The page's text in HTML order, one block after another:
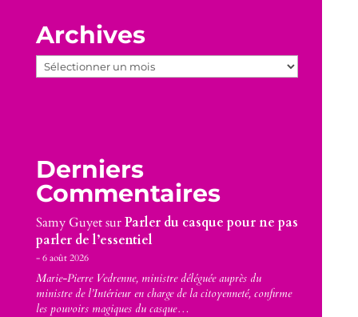
Archives
Archives
Derniers
Commentaires
Samy GuyetsurParler du casque pour ne pas
parler de l’essentiel
6 août 2026
Marie-Pierre Vedrenne, ministre déléguée auprès du
ministre de l’Intérieur en charge de la citoyenneté, confirme
les pouvoirs magiques du casque…